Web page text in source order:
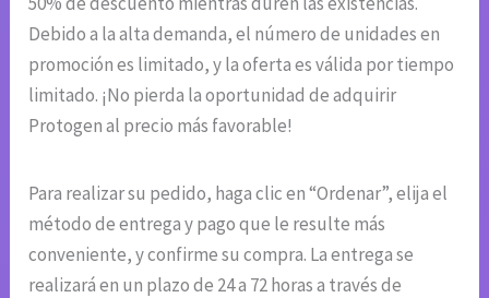
Debido a la alta demanda, el número de unidades en
promoción es limitado, y la oferta es válida por tiempo
limitado. ¡No pierda la oportunidad de adquirir
Protogen al precio más favorable!
Para realizar su pedido, haga clic en “Ordenar”, elija el
método de entrega y pago que le resulte más
conveniente, y confirme su compra. La entrega se
realizará en un plazo de 24 a 72 horas a través de